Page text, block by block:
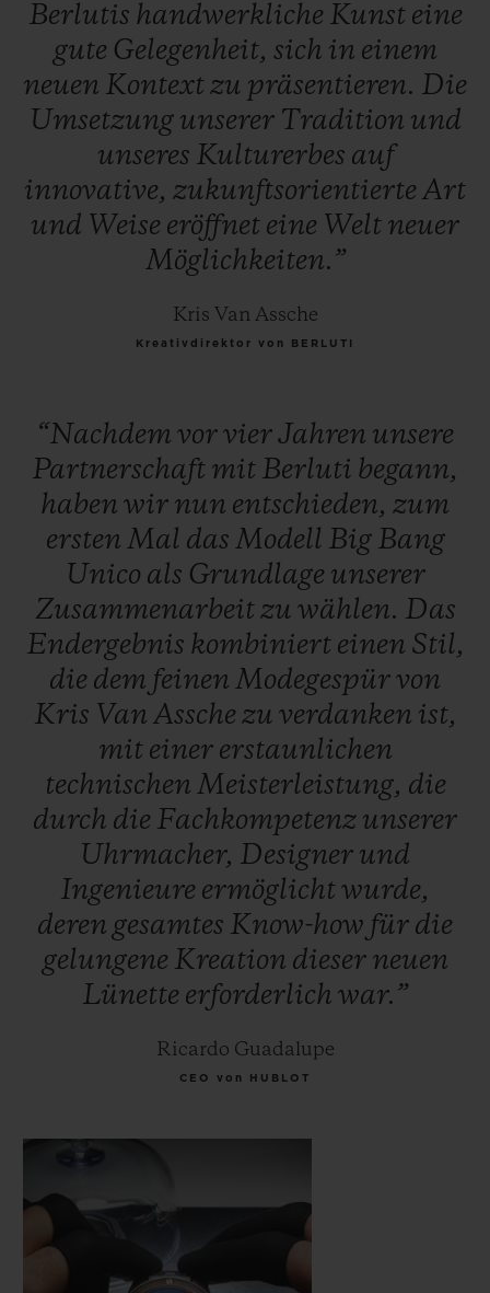
Berlutis handwerkliche Kunst eine
gute Gelegenheit, sich in einem
neuen Kontextzu präsentieren. Die
Umsetzung unserer Tradition und
unseres Kulturerbes auf
innovative, zukunftsorientierte Art
und Weise eröffnet eine Welt neuer
Möglichkeiten.”
Kris Van Assche
Kreativdirektor von BERLUTI
“Nachdem vorvierJahren unsere
Partnerschaft mit Berluti begann,
haben wir nun entschieden, zum
ersten Mal das Modell Big Bang
Unico als Grundlage unserer
Zusammenarbeitzu wählen. Das
Endergebnis kombiniert einen Stil,
die dem feinen Modegespürvon
Kris Van Assche zu verdanken ist,
mit einer erstaunlichen
technischen Meisterleistung, die
durch die Fachkompetenz unserer
Uhrmacher, Designer und
Ingenieure ermöglichtwurde,
deren gesamtes Know-how für die
gelungene Kreation dieser neuen
Lünette erforderlich war.”
Ricardo Guadalupe
CEO von HUBLOT